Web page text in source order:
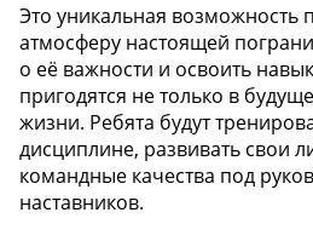
Это уникальная возможность
атмосферу настоящей
о её важности и освоить
пригодятся не только в
жизни. Ребята будут
дисциплине, развивать свои
командные качества под
наставников.